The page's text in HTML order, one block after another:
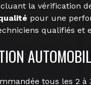
la vérification
pour une
qualifiés et
tous les 2